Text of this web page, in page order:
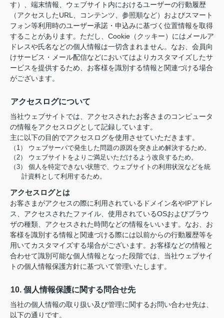
す）、端末情報、ウェブサイト内におけるユーザーの行動履歴
（アクセスしたURL、コンテンツ、参照順など）およびスマート
フォン等利用時のユーザー承諾・申込みに基づく位置情報を取得
することがあります。ただし、Cookie（クッキー）にはメールア
ドレスや氏名などの個人情報は一切含まれません。なお、会員向
けサービス・メール配信などにおいてはよりカスタマイズしたサ
ービスを提供するため、お客様を識別する情報と関連づける場合
がございます。
アクセスログについて
当社ウェブサイトでは、アクセスされたお客さまのコンピュータ
の情報をアクセスログとして記録しています。
主に以下の目的でアクセスログを使用させていただきます。
（1） ウェブサーバで発生した問題の原因を突き止め解決するため。
（2） ウェブサイトをよりご満足いただけるよう改良するため。
（3） 個人を特定できない状態で、ウェブサイトの利用状況などを統
計資料として利用するため。
アクセスログとは
お客さまがアクセスの際に利用されているドメイン名やIPアドレ
ス、アクセスされたファイル、使用されているOSおよびブラウ
ザの種類、アクセスされた時間などの情報をいいます。なお、お
客様を識別する情報と関連づける際には以前からの行動履歴等を
用いてカスタマイズする場合がございます。お客様などの情報と
合わせて識別可能な個人情報となった段階では、当社ウェブサイ
トの個人情報保護方針に基づいて管理いたします。
10. 個人情報保護に関する問合せ先
当社の個人情報の取り扱い及び管理に関するお問い合わせ先は、
以下の通りです。